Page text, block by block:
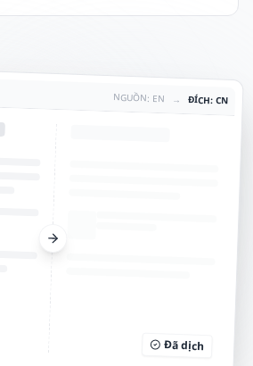
NGUỒN: EN → ĐÍCH: CN
Đã dịch